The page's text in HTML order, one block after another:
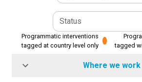
Status
tagged
Programmatic interventions
tagged at country level only
Where we